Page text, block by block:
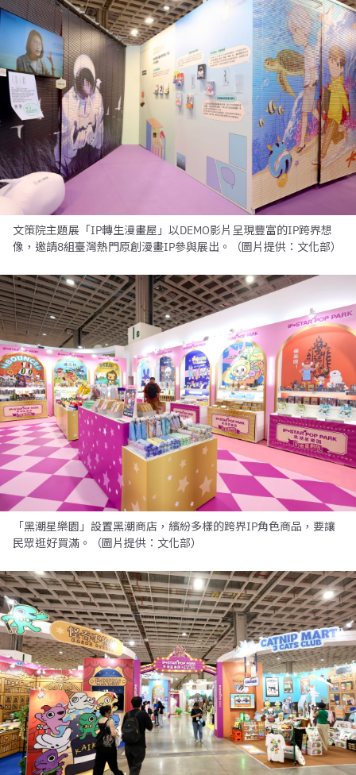
文策院主題展「IP轉生漫畫屋」以DEMO影片呈現豐富的IP跨界想
像，邀請8組臺灣熱門原創漫畫IP參與展出。（圖片提供：文化部）
「黑潮星樂園」設置黑潮商店，繽紛多樣的跨界IP角色商品，要讓
民眾逛好買滿。（圖片提供：文化部）